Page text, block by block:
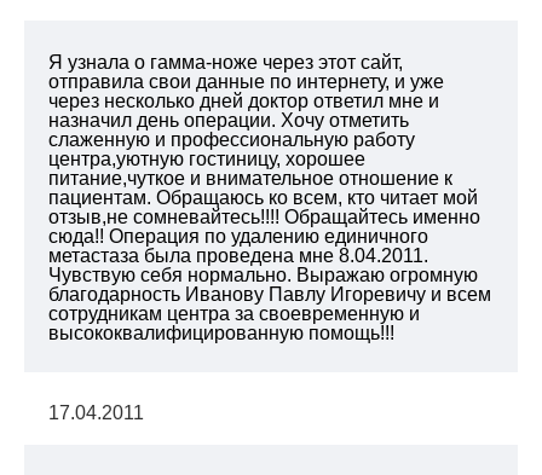
Я узнала о гамма-ноже через этот сайт,
отправила свои данные по интернету, и уже
через несколько дней доктор ответил мне и
назначил день операции. Хочу отметить
слаженную и профессиональную работу
центра,уютную гостиницу, хорошее
питание,чуткое и внимательное отношение к
пациентам. Обращаюсь ко всем, кто читает мой
отзыв,не сомневайтесь!!!! Обращайтесь именно
сюда!! Операция по удалению единичного
метастаза была проведена мне 8.04.2011.
Чувствую себя нормально. Выражаю огромную
благодарность Иванову Павлу Игоревичу и всем
сотрудникам центра за своевременную и
высококвалифицированную помощь!!!
17.04.2011